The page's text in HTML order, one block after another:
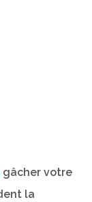
gâcher votre
la